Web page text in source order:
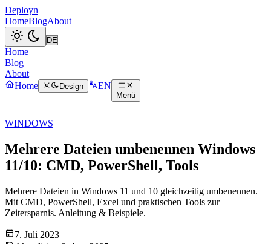
Deployn
HomeBlogAbout
Home
Blog
About
Home
Design EN
Menü
WINDOWS
Mehrere Dateien umbenennen Windows
11/10: CMD, PowerShell, Tools
Mehrere Dateien in Windows 11 und 10 gleichzeitig umbenennen.
Mit CMD, PowerShell, Excel und praktischen Tools zur
Zeitersparnis. Anleitung & Beispiele.
7. Juli 2023